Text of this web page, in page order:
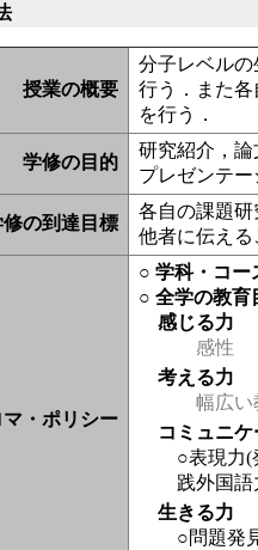
授業の概要
分子レベル
行う．また
を行う．
学修の目的
研究紹介，
プレゼンテ
修の到達目標
各自の課題
他者に伝え
・ポリシー
○ 学科・コー
○ 全学の教育
感じる力
感性
考える力
幅広い
コミュニ
○表現力(
践外国語
生きる力
○問題発